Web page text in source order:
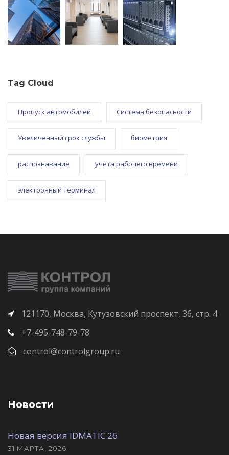
Tag Cloud
Пропуск автомобилей Система безопасности
Увеличенный срок службы биометрия
распознавание учёта рабочего времени
электронный терминал
121170, Москва, Кутузовский проспект, 36, стр. 4
+7-495-748-79-78
control@controlgroup.ru
Новости
Новая версия IDMATIC 26
31 МАРТА, 2026